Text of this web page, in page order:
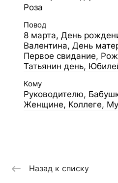
Роза
Повод
8 марта, День
Валентина, День
Первое свидание,
Татьянин день,
Кому
Руководителю,
Женщине, Коллеге,
Назад к списку